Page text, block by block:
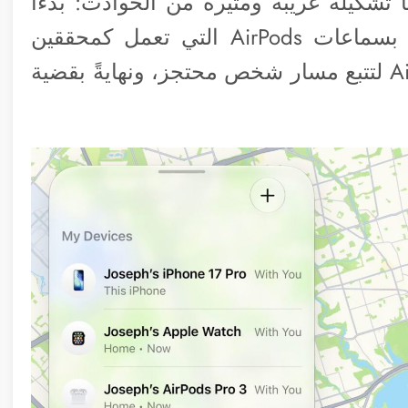
من مواجهة غريبة في متجر آبل، مروراً بسماعات AirPods التي تعمل كمحققين
سريين، ووصولاً إلى استخدام ذكي لـ AirTag لتتبع مسار شخص محتجز، ونهايةً بقضية